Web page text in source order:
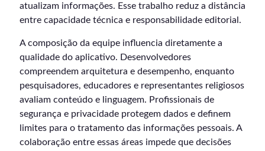
atualizam informações. Esse trabalho reduz a distância
entre capacidade técnica e responsabilidade editorial.
A composição da equipe influencia diretamente a
qualidade do aplicativo. Desenvolvedores
compreendem arquitetura e desempenho, enquanto
pesquisadores, educadores e representantes religiosos
avaliam conteúdo e linguagem. Profissionais de
segurança e privacidade protegem dados e definem
limites para o tratamento das informações pessoais. A
colaboração entre essas áreas impede que decisões